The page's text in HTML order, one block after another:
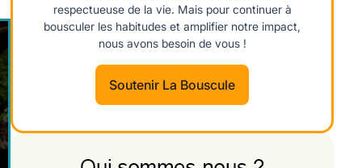
respectueuse de la vie. Mais pour continuer à
bousculer les habitudes et amplifier notre impact,
nous avons besoin de vous !
Soutenir La Bouscule